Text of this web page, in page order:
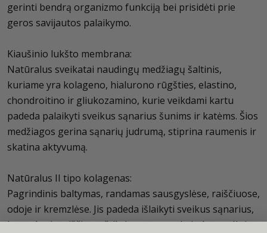
gerinti bendrą organizmo funkciją bei prisidėti prie
geros savijautos palaikymo.
Kiaušinio lukšto membrana:
Natūralus sveikatai naudingų medžiagų šaltinis,
kuriame yra kolageno, hialurono rūgšties, elastino,
chondroitino ir gliukozamino, kurie veikdami kartu
padeda palaikyti sveikus sąnarius šunims ir katėms. Šios
medžiagos gerina sąnarių judrumą, stiprina raumenis ir
skatina aktyvumą.
Natūralus II tipo kolagenas:
Pagrindinis baltymas, randamas sausgyslėse, raiščiuose,
odoje ir kremzlėse. Jis padeda išlaikyti sveikus sąnarius,
kremzles ir raiščius, užtikrinant normalų judrumą. II tipo